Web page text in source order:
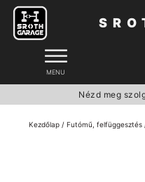
MENU
Nézd meg
Kezdőlap / Futómű, felfüggesztés